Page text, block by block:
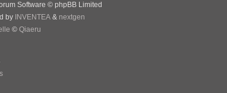
Software © phpBB Limited
by INVENTEA & nextgen
© Qiaeru